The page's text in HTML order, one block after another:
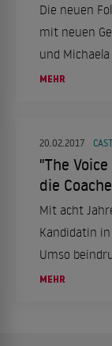
Die neuen
mit neuen
und
treten ihren
MEHR
20.02.2017
"The
die
Mit acht
Kandidatin in
Umso
MEHR